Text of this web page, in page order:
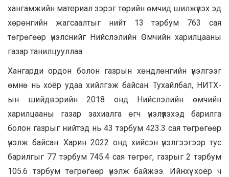
хангамжийн материал зэрэг төрийн өмчид шилжүүлэх эд
хөрөнгийн жагсаалтыг нийт 13 тэрбум 763 сая
төгрөгөөр үнэлснийг Нийслэлийн Өмчийн харилцааны
газар танилцууллаа.
Хангарди ордон болон газрын хөндлөнгийн үнэлгээг
өмнө нь хоёр удаа хийлгэж байсан. Тухайлбал, НИТХ-
ын шийдвэрийн 2018 онд Нийслэлийн өмчийн
харилцааны газар захиалга өгч үнэлүүлэхэд барилга
болон газрыг нийтэд нь 43 тэрбум 423.3 сая төгрөгөөр
үнэлж байсан. Харин 2022 онд хийсэн үнэлгээгээр тус
барилгыг 77 тэрбум 745.4 сая төгрөг, газрыг 2 тэрбум
105.6 тэрбум төгрөгөөр үнэлж байжээ. Ийнхүү хоёр ч